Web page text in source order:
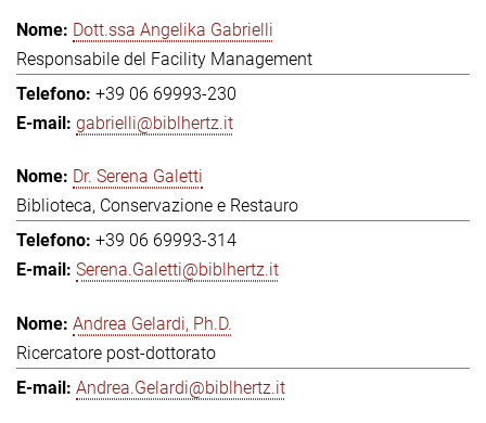
Dott.ssa Angelika Gabrielli
Responsabile del Facility Management
+39 06 69993-230
gabrielli@biblhertz.it
Dr. Serena Galetti
Biblioteca, Conservazione e Restauro
+39 06 69993-314
Serena.Galetti@biblhertz.it
Andrea Gelardi, Ph.D.
Ricercatore post-dottorato
Andrea.Gelardi@biblhertz.it